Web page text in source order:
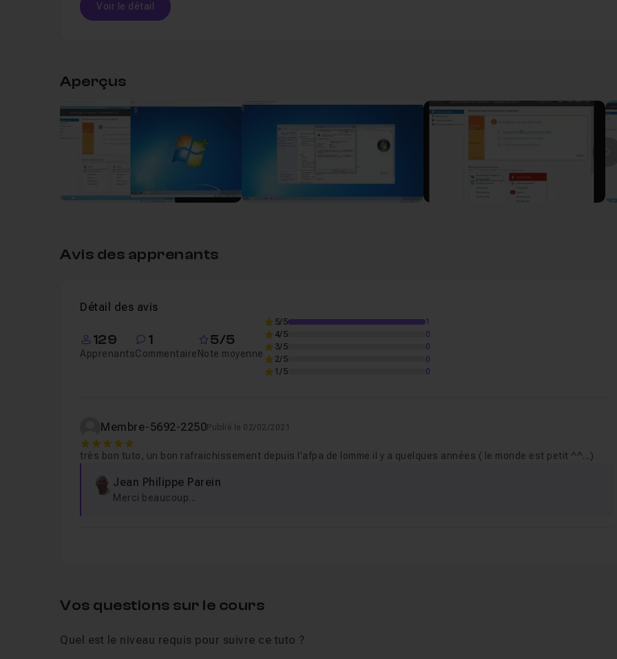
Voir le détail
Introduction
Leçon 2 Adressage IP
Leçon 3 Installation de Windows Serveur 2012
Leçon 9 Zone de recherche inversée
Chapitre 3 : Stratégie de groupe GPO 1h05
Chapitre 4 : Persistance et Gestions des données
Aperçus
Avis des apprenants
Détail des avis
129
Apprenants
1
Commentaire
5/5
Note moyenne
5/5
1
4/5
0
3/5
0
2/5
0
1/5
0
Membre-5692-2250Publié le 02/02/2021
5
très bon tuto, un bon rafraichissement depuis l'afpa de lomme il y a quelques années ( le monde est petit ^^...)
Jean Philippe Parein
Merci beaucoup...
Vos questions sur le cours
Quel est le niveau requis pour suivre ce tuto ?